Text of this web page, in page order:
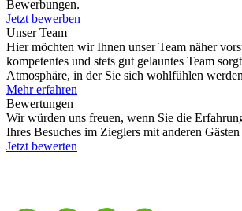
Bewerbungen.
Jetzt bewerben
Unser Team
Hier möchten wir Ihnen unser Team näher
kompetentes und stets gut gelauntes Team
Atmosphäre, in der Sie sich wohlfühlen
Mehr erfahren
Bewertungen
Wir würden uns freuen, wenn Sie die
Ihres Besuches im Zieglers mit anderen
Jetzt bewerten